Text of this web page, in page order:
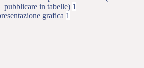
pubblicare in tabelle) 1
grafica 1